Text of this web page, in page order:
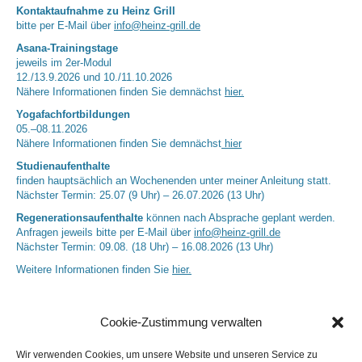
Cookie-Zustimmung verwalten
Wir verwenden Cookies, um unsere Website und unseren Service zu
Kontaktaufnahme zu Heinz Grill
bitte per E-Mail über info@heinz-grill.de
Asana-Trainingstage
jeweils im 2er-Modul
12./13.9.2026 und 10./11.10.2026
Nähere Informationen finden Sie demnächst hier.
Yogafachfortbildungen
05.–08.11.2026
Nähere Informationen finden Sie demnächst hier
Studienaufenthalte
finden hauptsächlich an Wochenenden unter meiner Anleitung statt.
Nächster Termin: 25.07 (9 Uhr) – 26.07.2026 (13 Uhr)
Regenerationsaufenthalte können nach Absprache geplant werden.
Anfragen jeweils bitte per E-Mail über info@heinz-grill.de
Nächster Termin: 09.08. (18 Uhr) – 16.08.2026 (13 Uhr)
Weitere Informationen finden Sie hier.